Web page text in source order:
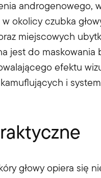
androgenowego,
okolicy czubka
miejscowych
jest do maskowania
efektu
i
głowy opiera się